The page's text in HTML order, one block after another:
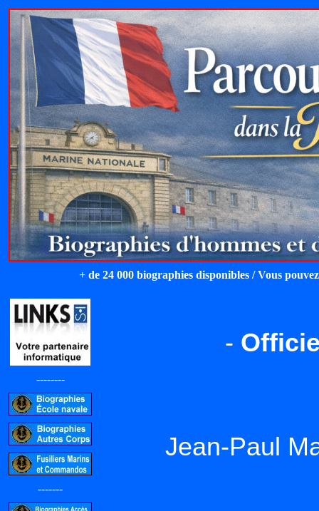
+ de 24 000 biographies disponibles / Vous
--------
-------
-
Jean-Paul